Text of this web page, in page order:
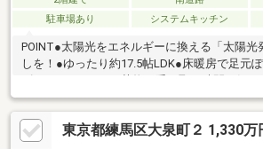
駐車場あり
システムキッチン
POINT●太陽光をエネルギーに換える「太陽光
しを！●ゆったり約17.5帖LDK●床暖房で足元
ズでエコライフ！●荷物の受け取り時間を気に
配ボックス付き●ウォークインクローゼット
さん収納できて便利です●5.9ｍ道路面につき
です・谷原小学校まで徒歩約3分・ファミリー
東京都練馬区大泉町２ 1,330万